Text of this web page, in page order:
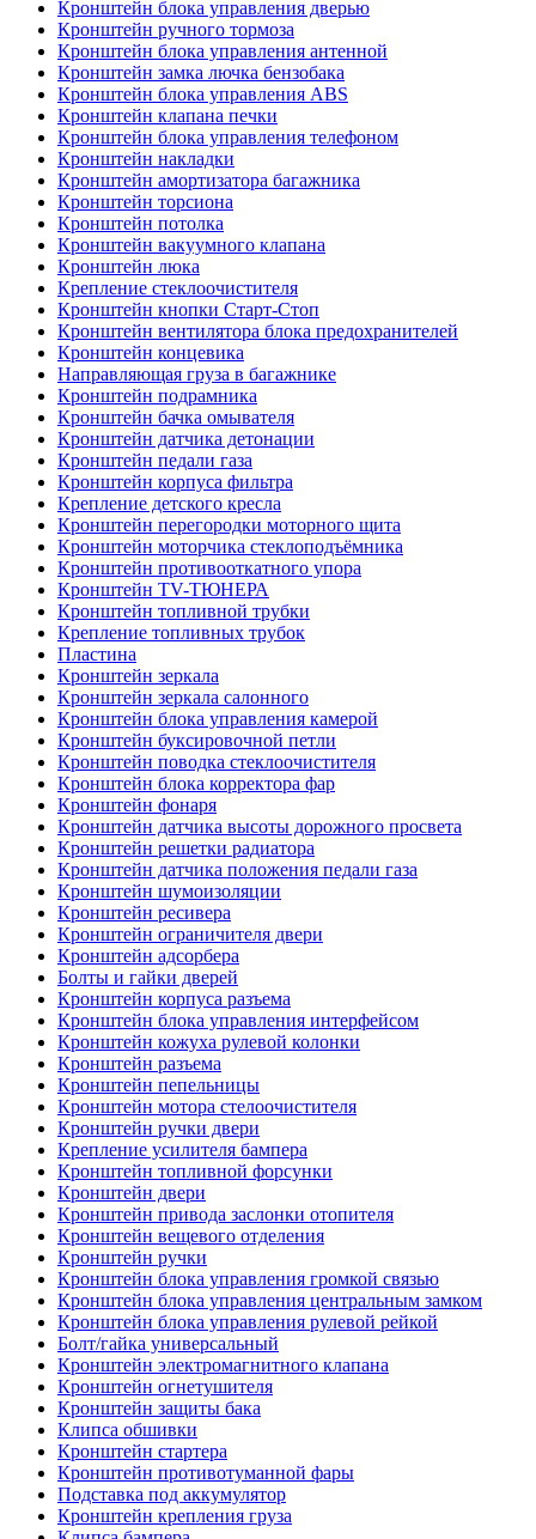
Кронштейн блока управления дверью
Кронштейн ручного тормоза
Кронштейн блока управления антенной
Кронштейн замка лючка бензобака
Кронштейн блока управления ABS
Кронштейн клапана печки
Кронштейн блока управления телефоном
Кронштейн накладки
Кронштейн амортизатора багажника
Кронштейн торсиона
Кронштейн потолка
Кронштейн вакуумного клапана
Кронштейн люка
Крепление стеклоочистителя
Кронштейн кнопки Старт-Стоп
Кронштейн вентилятора блока предохранителей
Кронштейн концевика
Направляющая груза в багажнике
Кронштейн подрамника
Кронштейн бачка омывателя
Кронштейн датчика детонации
Кронштейн педали газа
Кронштейн корпуса фильтра
Крепление детского кресла
Кронштейн перегородки моторного щита
Кронштейн моторчика стеклоподъёмника
Кронштейн противооткатного упора
Кронштейн TV-ТЮНЕРА
Кронштейн топливной трубки
Крепление топливных трубок
Пластина
Кронштейн зеркала
Кронштейн зеркала салонного
Кронштейн блока управления камерой
Кронштейн буксировочной петли
Кронштейн поводка стеклоочистителя
Кронштейн блока корректора фар
Кронштейн фонаря
Кронштейн датчика высоты дорожного просвета
Кронштейн решетки радиатора
Кронштейн датчика положения педали газа
Кронштейн шумоизоляции
Кронштейн ресивера
Кронштейн ограничителя двери
Кронштейн адсорбера
Болты и гайки дверей
Кронштейн корпуса разъема
Кронштейн блока управления интерфейсом
Кронштейн кожуха рулевой колонки
Кронштейн разъема
Кронштейн пепельницы
Кронштейн мотора стелоочистителя
Кронштейн ручки двери
Крепление усилителя бампера
Кронштейн топливной форсунки
Кронштейн двери
Кронштейн привода заслонки отопителя
Кронштейн вещевого отделения
Кронштейн ручки
Кронштейн блока управления громкой связью
Кронштейн блока управления центральным замком
Кронштейн блока управления рулевой рейкой
Болт/гайка универсальный
Кронштейн электромагнитного клапана
Кронштейн огнетушителя
Кронштейн защиты бака
Клипса обшивки
Кронштейн стартера
Кронштейн противотуманной фары
Подставка под аккумулятор
Кронштейн крепления груза